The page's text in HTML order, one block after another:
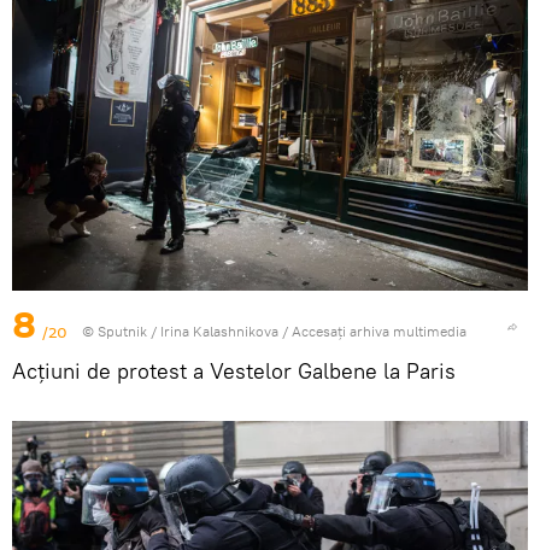
8 /20 © Sputnik / Irina Kalashnikova / Accesați arhiva multimedia
Acțiuni de protest a Vestelor Galbene la Paris